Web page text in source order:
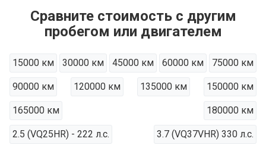
Сравните стоимость с другим
пробегом или двигателем
15000 км 30000 км 45000 км 60000 км 75000 км
90000 км 120000 км 135000 км 150000 км
165000 км 180000 км
2.5 (VQ25HR) - 222 л.с. 3.7 (VQ37VHR) 330 л.с.